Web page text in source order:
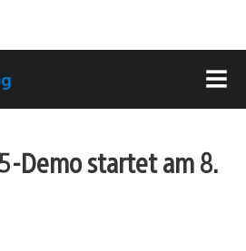
Demo startet am 8.